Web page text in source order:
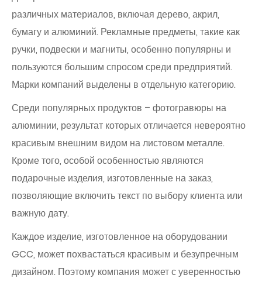
различных материалов, включая дерево, акрил,
бумагу и алюминий. Рекламные предметы, такие как
ручки, подвески и магниты, особенно популярны и
пользуются большим спросом среди предприятий.
Марки компаний выделены в отдельную категорию.
Среди популярных продуктов – фотогравюры на
алюминии, результат которых отличается невероятно
красивым внешним видом на листовом металле.
Кроме того, особой особенностью являются
подарочные изделия, изготовленные на заказ,
позволяющие включить текст по выбору клиента или
важную дату.
Каждое изделие, изготовленное на оборудовании
GCC, может похвастаться красивым и безупречным
дизайном. Поэтому компания может с уверенностью